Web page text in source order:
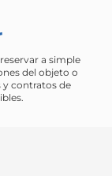
a simple
del objeto o
y contratos de